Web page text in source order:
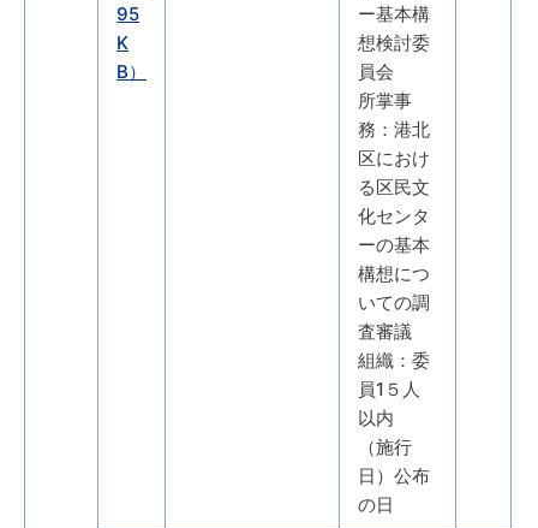
95
K
B）
ー基本構
想検討委
員会
所掌事
務：港北
区におけ
る区民文
化センタ
ーの基本
構想につ
いての調
査審議
組織：委
員1５人
以内
（施行
日）公布
の日